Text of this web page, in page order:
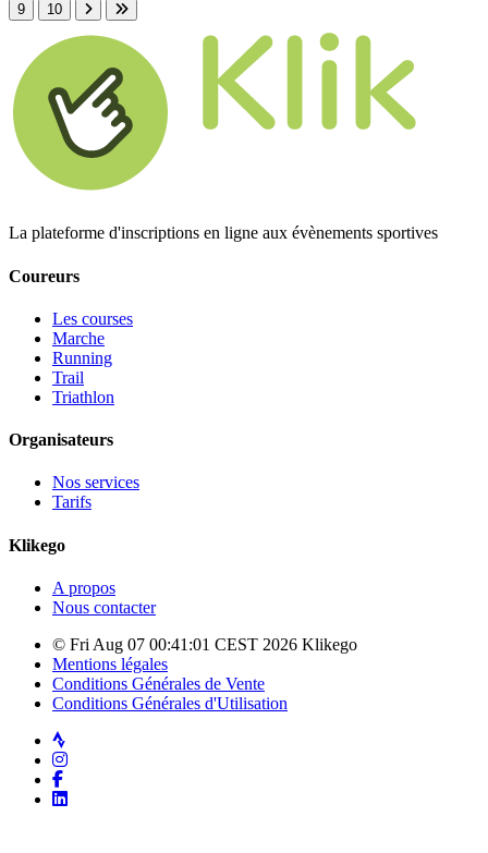
9
10
Page suivante
Dernière page
La plateforme d'inscriptions en ligne aux évènements sportives
Coureurs
Les courses
Marche
Running
Trail
Triathlon
Organisateurs
Nos services
Tarifs
Klikego
A propos
Nous contacter
© Fri Aug 07 00:41:01 CEST 2026 Klikego
Mentions légales
Conditions Générales de Vente
Conditions Générales d'Utilisation
Strava
Instagram
Facebook
LinkedIn